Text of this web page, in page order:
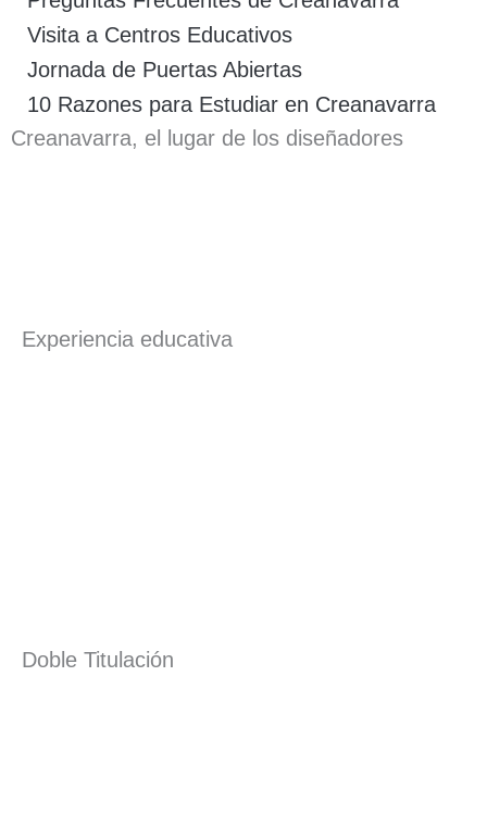
Visita a Centros Educativos
Jornada de Puertas Abiertas
10 Razones para Estudiar en Creanavarra
Creanavarra, el lugar de los diseñadores
Experiencia educativa
Doble Titulación